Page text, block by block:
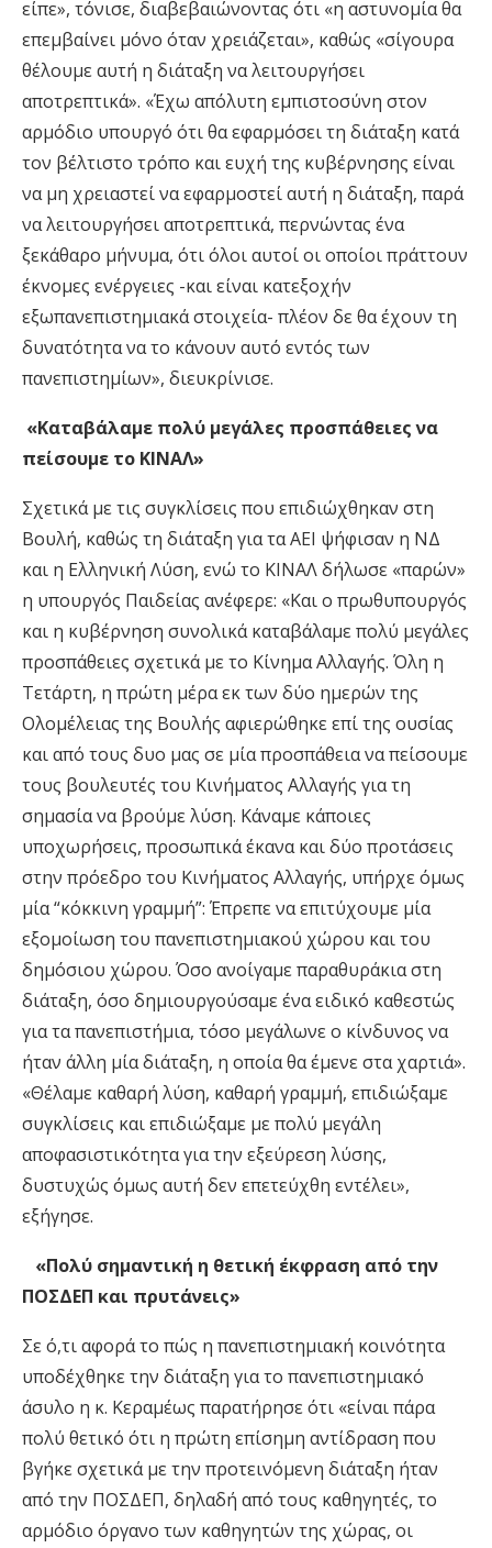
είπε», τόνισε, διαβεβαιώνοντας ότι «η αστυνομία θα
επεμβαίνει μόνο όταν χρειάζεται», καθώς «σίγουρα
θέλουμε αυτή η διάταξη να λειτουργήσει
αποτρεπτικά». «Έχω απόλυτη εμπιστοσύνη στον
αρμόδιο υπουργό ότι θα εφαρμόσει τη διάταξη κατά
τον βέλτιστο τρόπο και ευχή της κυβέρνησης είναι
να μη χρειαστεί να εφαρμοστεί αυτή η διάταξη, παρά
να λειτουργήσει αποτρεπτικά, περνώντας ένα
ξεκάθαρο μήνυμα, ότι όλοι αυτοί οι οποίοι πράττουν
έκνομες ενέργειες -και είναι κατεξοχήν
εξωπανεπιστημιακά στοιχεία- πλέον δε θα έχουν τη
δυνατότητα να το κάνουν αυτό εντός των
πανεπιστημίων», διευκρίνισε.
«Καταβάλαμε πολύ μεγάλες προσπάθειες να
πείσουμε το ΚΙΝΑΛ»
Σχετικά με τις συγκλίσεις που επιδιώχθηκαν στη
Βουλή, καθώς τη διάταξη για τα ΑΕΙ ψήφισαν η ΝΔ
και η Ελληνική Λύση, ενώ το ΚΙΝΑΛ δήλωσε «παρών»
η υπουργός Παιδείας ανέφερε: «Και ο πρωθυπουργός
και η κυβέρνηση συνολικά καταβάλαμε πολύ μεγάλες
προσπάθειες σχετικά με το Κίνημα Αλλαγής. Όλη η
Τετάρτη, η πρώτη μέρα εκ των δύο ημερών της
Ολομέλειας της Βουλής αφιερώθηκε επί της ουσίας
και από τους δυο μας σε μία προσπάθεια να πείσουμε
τους βουλευτές του Κινήματος Αλλαγής για τη
σημασία να βρούμε λύση. Κάναμε κάποιες
υποχωρήσεις, προσωπικά έκανα και δύο προτάσεις
στην πρόεδρο του Κινήματος Αλλαγής, υπήρχε όμως
μία “κόκκινη γραμμή”: Έπρεπε να επιτύχουμε μία
εξομοίωση του πανεπιστημιακού χώρου και του
δημόσιου χώρου. Όσο ανοίγαμε παραθυράκια στη
διάταξη, όσο δημιουργούσαμε ένα ειδικό καθεστώς
για τα πανεπιστήμια, τόσο μεγάλωνε ο κίνδυνος να
ήταν άλλη μία διάταξη, η οποία θα έμενε στα χαρτιά».
«Θέλαμε καθαρή λύση, καθαρή γραμμή, επιδιώξαμε
συγκλίσεις και επιδιώξαμε με πολύ μεγάλη
αποφασιστικότητα για την εξεύρεση λύσης,
δυστυχώς όμως αυτή δεν επετεύχθη εντέλει»,
εξήγησε.
«Πολύ σημαντική η θετική έκφραση από την
ΠΟΣΔΕΠ και πρυτάνεις»
Σε ό,τι αφορά το πώς η πανεπιστημιακή κοινότητα
υποδέχθηκε την διάταξη για το πανεπιστημιακό
άσυλο η κ. Κεραμέως παρατήρησε ότι «είναι πάρα
πολύ θετικό ότι η πρώτη επίσημη αντίδραση που
βγήκε σχετικά με την προτεινόμενη διάταξη ήταν
από την ΠΟΣΔΕΠ, δηλαδή από τους καθηγητές, το
αρμόδιο όργανο των καθηγητών της χώρας, οι